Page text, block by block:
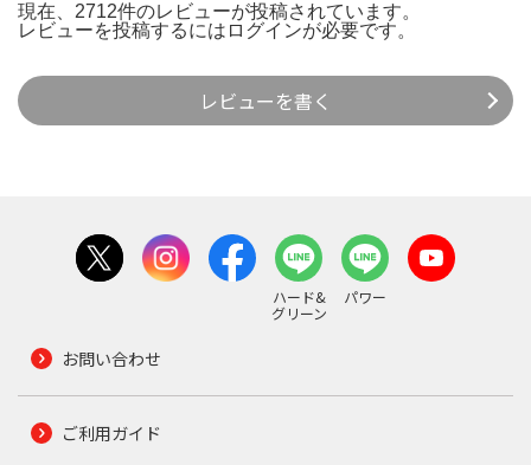
現在、2712件のレビューが投稿されています。
レビューを投稿するには ログインが必要です。
レビューを書く
ハード&
グリーン
パワー
お問い合わせ
ご利用ガイド